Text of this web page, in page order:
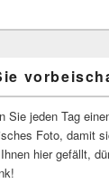
Sie jeden Tag
Foto, damit
hier gefällt,